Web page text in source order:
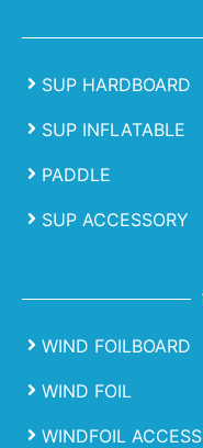
SUP HARDBOARD
SUP INFLATABLE
PADDLE
SUP ACCESSORY
WIND FOILBOARD
WIND FOIL
WINDFOIL